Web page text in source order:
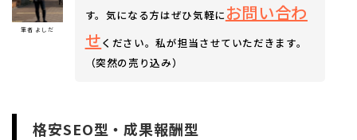
筆者 よしだ
す。気になる方はぜひ気軽に お問い合わ
せください。私が担当させていただきます。
（突然の売り込み）
格安SEO型・成果報酬型